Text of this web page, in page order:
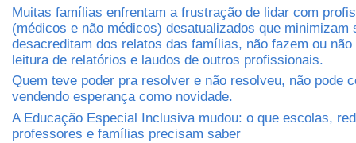
Muitas famílias enfrentam a frustração de lidar com
(médicos e não médicos) desatualizados que minimizam
desacreditam dos relatos das famílias, não fazem ou
leitura de relatórios e laudos de outros profissionais.
Quem teve poder pra resolver e não resolveu, não pode
vendendo esperança como novidade.
A Educação Especial Inclusiva mudou: o que escolas,
professores e famílias precisam saber